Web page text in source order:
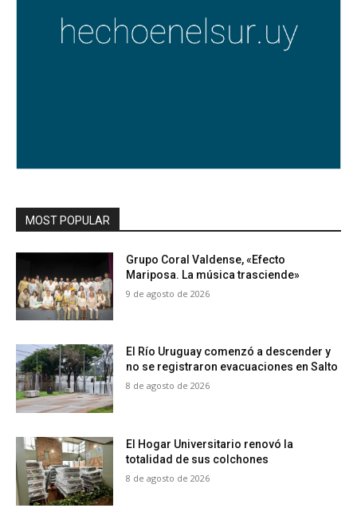
MOST POPULAR
Grupo Coral Valdense, «Efecto
Mariposa. La música trasciende»
9 de agosto de 2026
El Río Uruguay comenzó a descender y
no se registraron evacuaciones en Salto
8 de agosto de 2026
El Hogar Universitario renovó la
totalidad de sus colchones
8 de agosto de 2026